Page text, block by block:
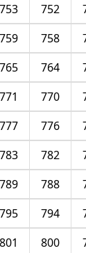
752
753
758
759
764
765
770
771
776
777
782
783
788
789
794
795
800
801